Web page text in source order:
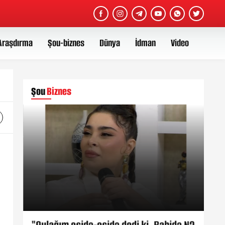
Şou-biznes Dünya İdman Video
ŞouBiznes